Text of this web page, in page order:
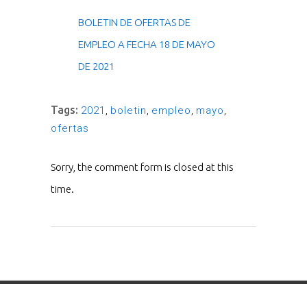
BOLETIN DE OFERTAS DE
EMPLEO A FECHA 18 DE MAYO
DE 2021
Tags: 2021 , boletin, empleo, mayo,
ofertas
Sorry, the comment form is closed at this
time.